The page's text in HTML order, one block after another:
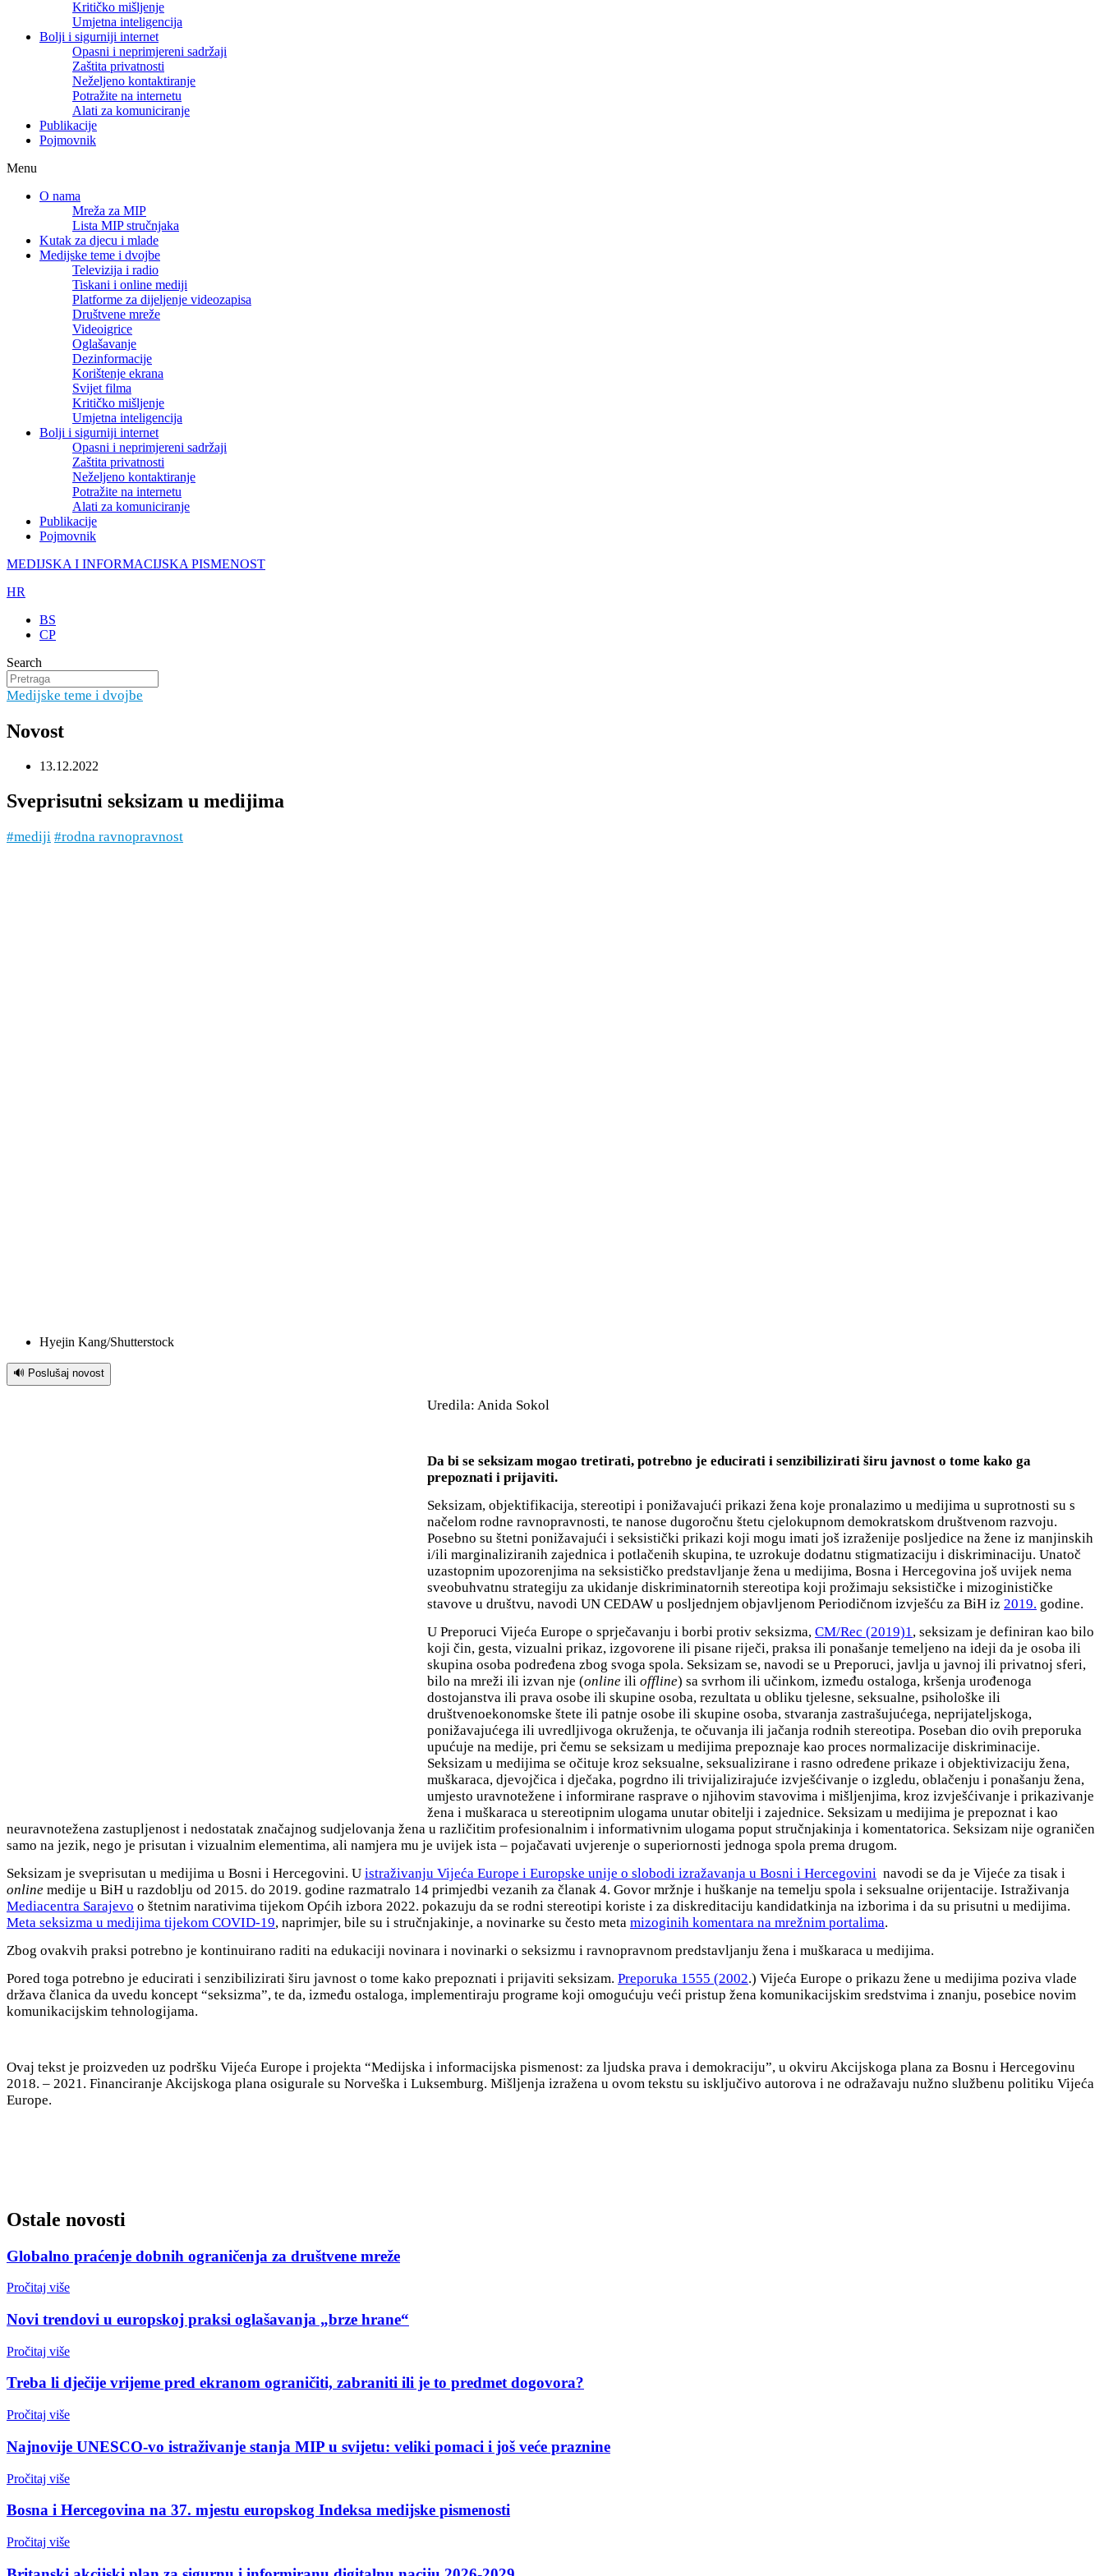
Kritičko mišljenje
Umjetna inteligencija
Bolji i sigurniji internet
Opasni i neprimjereni sadržaji
Zaštita privatnosti
Neželjeno kontaktiranje
Potražite na internetu
Alati za komuniciranje
Publikacije
Pojmovnik
Menu
O nama
Mreža za MIP
Lista MIP stručnjaka
Kutak za djecu i mlade
Medijske teme i dvojbe
Televizija i radio
Tiskani i online mediji
Platforme za dijeljenje videozapisa
Društvene mreže
Videoigrice
Oglašavanje
Dezinformacije
Korištenje ekrana
Svijet filma
Kritičko mišljenje
Umjetna inteligencija
Bolji i sigurniji internet
Opasni i neprimjereni sadržaji
Zaštita privatnosti
Neželjeno kontaktiranje
Potražite na internetu
Alati za komuniciranje
Publikacije
Pojmovnik
MEDIJSKA I INFORMACIJSKA PISMENOST
HR
BS
CP
Search
Medijske teme i dvojbe
Novost
13.12.2022
Sveprisutni seksizam u medijima
#mediji #rodna ravnopravnost
Hyejin Kang/Shutterstock
🔊 Poslušaj novost
Uredila: Anida Sokol
Da bi se seksizam mogao tretirati, potrebno je educirati i senzibilizirati širu javnost o tome kako ga
prepoznati i prijaviti.
Seksizam, objektifikacija, stereotipi i ponižavajući prikazi žena koje pronalazimo u medijima u suprotnosti su s
načelom rodne ravnopravnosti, te nanose dugoročnu štetu cjelokupnom demokratskom društvenom razvoju.
Posebno su štetni ponižavajući i seksistički prikazi koji mogu imati još izraženije posljedice na žene iz manjinskih
i/ili marginaliziranih zajednica i potlačenih skupina, te uzrokuje dodatnu stigmatizaciju i diskriminaciju. Unatoč
uzastopnim upozorenjima na seksističko predstavljanje žena u medijima, Bosna i Hercegovina još uvijek nema
sveobuhvatnu strategiju za ukidanje diskriminatornih stereotipa koji prožimaju seksističke i mizoginističke
stavove u društvu, navodi UN CEDAW u posljednjem objavljenom Periodičnom izvješću za BiH iz 2019. godine.
U Preporuci Vijeća Europe o sprječavanju i borbi protiv seksizma, CM/Rec (2019)1 , seksizam je definiran kao bilo
koji čin, gesta, vizualni prikaz, izgovorene ili pisane riječi, praksa ili ponašanje temeljeno na ideji da je osoba ili
skupina osoba podređena zbog svoga spola. Seksizam se, navodi se u Preporuci, javlja u javnoj ili privatnoj sferi,
bilo na mreži ili izvan nje (online ili offline) sa svrhom ili učinkom, između ostaloga, kršenja urođenoga
dostojanstva ili prava osobe ili skupine osoba, rezultata u obliku tjelesne, seksualne, psihološke ili
društvenoekonomske štete ili patnje osobe ili skupine osoba, stvaranja zastrašujućega, neprijateljskoga,
ponižavajućega ili uvredljivoga okruženja, te očuvanja ili jačanja rodnih stereotipa. Poseban dio ovih preporuka
upućuje na medije, pri čemu se seksizam u medijima prepoznaje kao proces normalizacije diskriminacije.
Seksizam u medijima se očituje kroz seksualne, seksualizirane i rasno određene prikaze i objektivizaciju žena,
muškaraca, djevojčica i dječaka, pogrdno ili trivijalizirajuće izvješćivanje o izgledu, oblačenju i ponašanju žena,
umjesto uravnotežene i informirane rasprave o njihovim stavovima i mišljenjima, kroz izvješćivanje i prikazivanje
žena i muškaraca u stereotipnim ulogama unutar obitelji i zajednice. Seksizam u medijima je prepoznat i kao
neuravnotežena zastupljenost i nedostatak značajnog sudjelovanja žena u različitim profesionalnim i informativnim ulogama poput stručnjakinja i komentatorica. Seksizam nije ograničen
samo na jezik, nego je prisutan i vizualnim elementima, ali namjera mu je uvijek ista – pojačavati uvjerenje o superiornosti jednoga spola prema drugom.
Seksizam je sveprisutan u medijima u Bosni i Hercegovini. U istraživanju Vijeća Europe i Europske unije o slobodi izražavanja u Bosni i Hercegovini navodi se da je Vijeće za tisak i
online medije u BiH u razdoblju od 2015. do 2019. godine razmatralo 14 primjedbi vezanih za članak 4. Govor mržnje i huškanje na temelju spola i seksualne orijentacije. Istraživanja
Mediacentra Sarajevo o štetnim narativima tijekom Općih izbora 2022. pokazuju da se rodni stereotipi koriste i za diskreditaciju kandidatkinja na izborima i da su prisutni u medijima.
Meta seksizma u medijima tijekom COVID-19, naprimjer, bile su i stručnjakinje, a novinarke su često meta mizoginih komentara na mrežnim portalima.
Zbog ovakvih praksi potrebno je kontinuirano raditi na edukaciji novinara i novinarki o seksizmu i ravnopravnom predstavljanju žena i muškaraca u medijima.
Pored toga potrebno je educirati i senzibilizirati širu javnost o tome kako prepoznati i prijaviti seksizam. Preporuka 1555 (2002.) Vijeća Europe o prikazu žene u medijima poziva vlade
država članica da uvedu koncept “seksizma”, te da, između ostaloga, implementiraju programe koji omogućuju veći pristup žena komunikacijskim sredstvima i znanju, posebice novim
komunikacijskim tehnologijama.
Ovaj tekst je proizveden uz podršku Vijeća Europe i projekta “Medijska i informacijska pismenost: za ljudska prava i demokraciju”, u okviru Akcijskoga plana za Bosnu i Hercegovinu
2018. – 2021. Financiranje Akcijskoga plana osigurale su Norveška i Luksemburg. Mišljenja izražena u ovom tekstu su isključivo autorova i ne odražavaju nužno službenu politiku Vijeća
Europe.
Ostale novosti
Globalno praćenje dobnih ograničenja za društvene mreže
Pročitaj više
Novi trendovi u europskoj praksi oglašavanja „brze hrane“
Pročitaj više
Treba li dječije vrijeme pred ekranom ograničiti, zabraniti ili je to predmet dogovora?
Pročitaj više
Najnovije UNESCO-vo istraživanje stanja MIP u svijetu: veliki pomaci i još veće praznine
Pročitaj više
Bosna i Hercegovina na 37. mjestu europskog Indeksa medijske pismenosti
Pročitaj više